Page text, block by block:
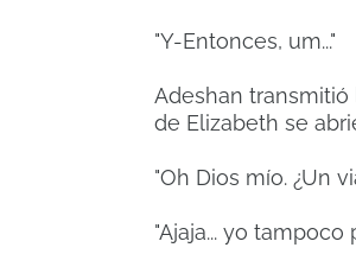
"Y-Entonces, um..."
Adeshan
de Elizabeth se
"Oh Dios mío. ¿Un
"Ajaja... yo tampoco